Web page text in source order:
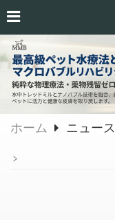
ホーム ニュース
﹥